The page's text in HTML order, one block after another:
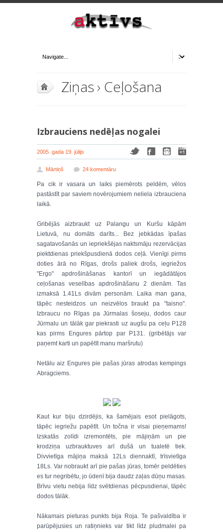
Ziņas› Ceļošana
Izbrauciens nedēļas nogalei
2005. gada 19. jūlijs
Mārtiņš 24 komentāru
Pa cik ir vasara un laiks piemērots peldēm, vēlos
pastāstīt par saviem novērojumiem neliela izbrauciena
laikā.
Gribējās aizbraukt uz Palangu un Kuršu kāpām
Lietuvā, nu domāts darīts... Bez jebkādas īpašas
sagatavošanās un iepriekšējas naktsmāju rezervācijas
piektdienas priekšpusdienā dodos ceļā. Vienīgi pirms
doties ārā no Rīgas, drošs paliek drošs, iegriežos
"Ergo" apdrošināšanas kantorī un iegādātājos
ceļošanas veselības apdrošināšanu 2 dienām. Tas
izmaksā 1.41Ls divām personām. Laika man gana,
tāpēc nesteidzos un neizvēlos braukt pa "taisno".
Izbraucu no Rīgas pa Jūrmalas šoseju, dodos caur
Jūrmalu un tālāk gar piekrasti uz augšu pa ceļu P128
kas pirms Engures pārtop par P131. (gribētājs var
paņemt karti un papētīt manu maršrutu)
Netālu aiz Engures pie pašas jūras atrodas kempings
Abragciems.
Kaut kur biju dzirdējis, ka šamējais esot pielāgots,
tāpēc iegriežu papētīt. Un točna ir visai pieņemams!
Izskatās zolīdi izremontēts, pie mājiņām un pie
krodziņa uzbrauktuves arī dušā un tualetē tiek.
Divvietīga mājiņa maksā 12Ls diennaktī, trīsvietīga
18Ls. Var nobraukt arī pie pašas jūras, tomēr peldēties
es tur negribētu, jo ūdenī bija daudz zaļas dūņu masas.
Brīvu vietu nebija līdz svētdienas pēcpusdienai, tāpēc
dodos tālāk.
Nākamais pieturas punkts bija Roja. Te pašvaldība ir
parūpējusies un ratiņnieks var tikt līdz pludmalei pa